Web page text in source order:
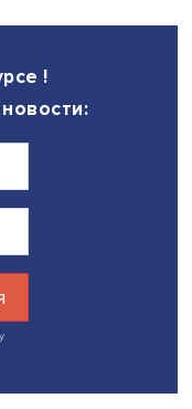
инструмент,
возможного
необходимо, чтобы
сфере применения
гуманитарного
в области
насколько
цифрового
Это
можно внедрять
регулированию